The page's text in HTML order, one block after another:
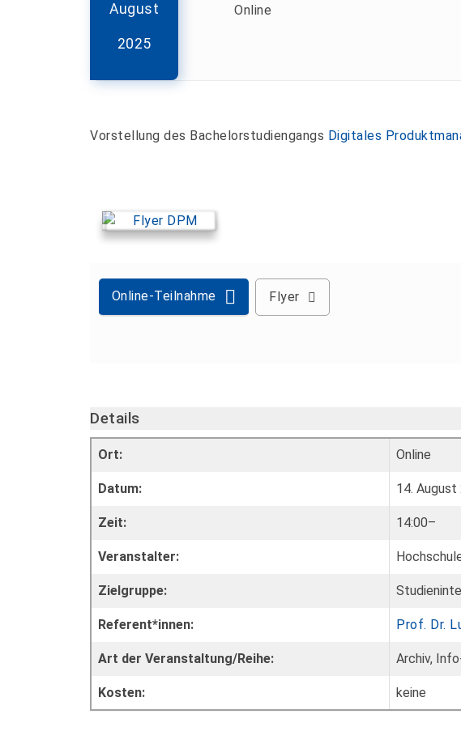
August
2025
Online
Vorstellung des Bachelorstudiengangs Digitales
Online-Teilnahme Flyer
Details
Ort: Online
Datum: 14. August
Zeit: 14:00–
Veranstalter:
Zielgruppe:
Referent*innen: Prof. Dr.
Art der Veranstaltung/Reihe: Archiv,
Kosten: keine